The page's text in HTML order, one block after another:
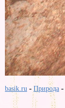
basik.ru - Природа -